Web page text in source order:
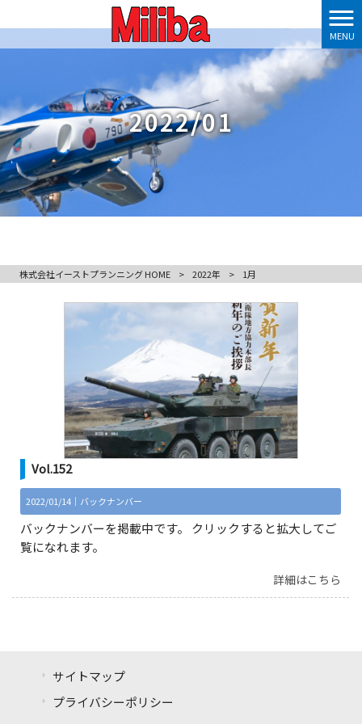
MENU
2022/01
株式会社イーストプランニング HOME > 2022年 > 1月
Vol.152
2022/01/14｜ バックナンバー
バックナンバーを掲載中です。 クリックすると拡大してご
覧になれます。
詳細はこちら
サイトマップ
プライバシーポリシー